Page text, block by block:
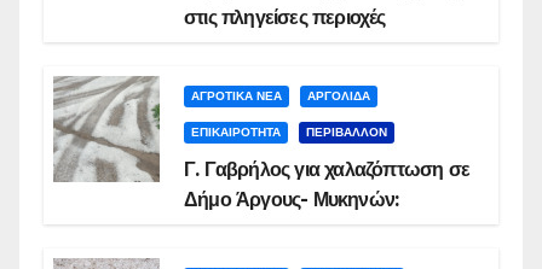
στις πληγείσες περιοχές
ΑΓΡΟΤΙΚΑ ΝΕΑ ΑΡΓΟΛΙΔΑ
ΕΠΙΚΑΙΡΟΤΗΤΑ ΠΕΡΙΒΑΛΛΟΝ
Γ. Γαβρήλος για χαλαζόπτωση σε
Δήμο Άργους- Μυκηνών: